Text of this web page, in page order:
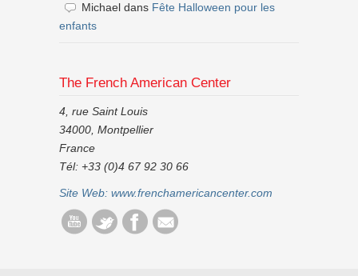
Michael dans Fête Halloween pour les
enfants
The French American Center
4, rue Saint Louis
34000, Montpellier
France
Tél: +33 (0)4 67 92 30 66
Site Web: www.frenchamericancenter.com